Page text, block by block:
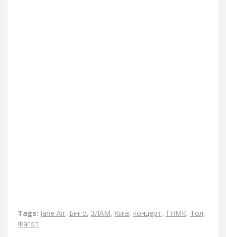
Tags: Jane Air, Бінго, ЗЛАМ, Київ, концерт, ТНМК, Тол,
Фагот